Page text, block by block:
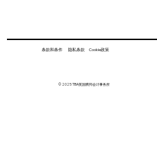
条款和条件 隐私条款 Cookie政策
© 2025 TBA英国腾邦会计事务所